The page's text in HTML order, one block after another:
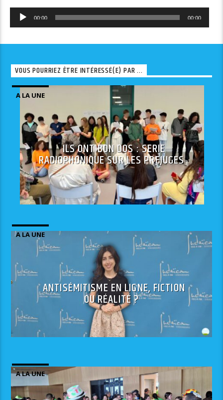
Lecteur
audio
00:00 00:00
VOUS POURRIEZ ÊTRE INTÉRESSÉ(E) PAR ...
A LA UNE
ILS ONT BON DOS : SERIE
RADIOPHONIQUE SUR LES PREJUGES
A LA UNE
ANTISÉMITISME EN LIGNE, FICTION
OU RÉALITÉ ?
A LA UNE